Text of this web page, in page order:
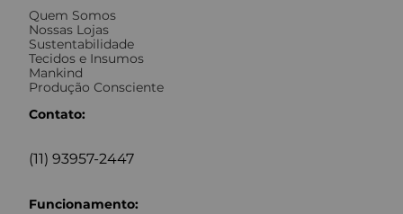
Quem Somos
Nossas Lojas
Sustentabilidade
Tecidos e Insumos
Mankind
Produção Consciente
Contato:
(11) 93957-2447
Funcionamento: